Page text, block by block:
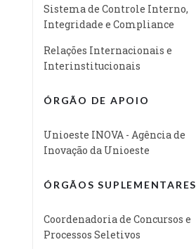
Sistema de Controle Interno,
Integridade e Compliance
Relações Internacionais e
Interinstitucionais
ÓRGÃO DE APOIO
Unioeste INOVA - Agência de
Inovação da Unioeste
ÓRGÃOS SUPLEMENTARES
Coordenadoria de Concursos e
Processos Seletivos